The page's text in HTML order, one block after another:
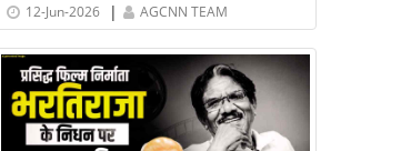
12-Jun-2026
| AGCNN TEAM